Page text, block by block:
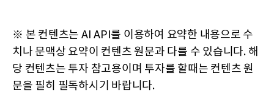
※ 본 컨텐츠는 AI API를 이용하여 요약한 내용으로 수
치나 문맥상 요약이 컨텐츠 원문과 다를 수 있습니다. 해
당 컨텐츠는 투자 참고용이며 투자를 할때는 컨텐츠 원
문을 필히 필독하시기 바랍니다.